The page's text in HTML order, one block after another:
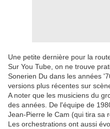
Une petite dernière pour la
Sur You Tube, on ne trouve
Sonerien Du dans les années
versions plus récentes sur
A noter que les musiciens du
des années. De l'équipe de
Jean-Pierre le Cam (qui tira sa
Les orchestrations ont aussi